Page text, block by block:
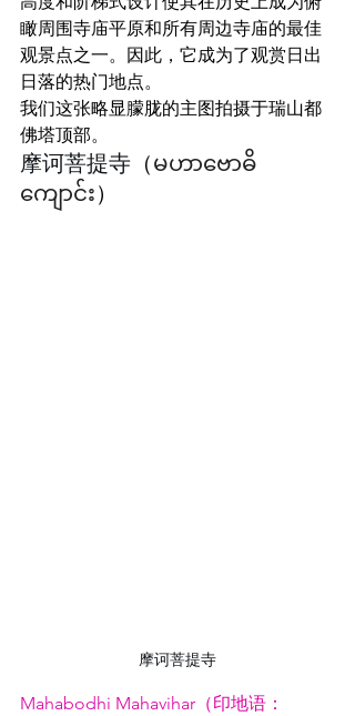
瞰周围寺庙平原和所有周边寺庙的最佳
观景点之一。因此，它成为了观赏日出
日落的热门地点。
我们这张略显朦胧的主图拍摄于瑞山都
佛塔顶部。
摩诃菩提寺 （မဟာဗောဓိ
ကျောင်း）
摩诃菩提寺
Mahabodhi Mahavihar（印地语：